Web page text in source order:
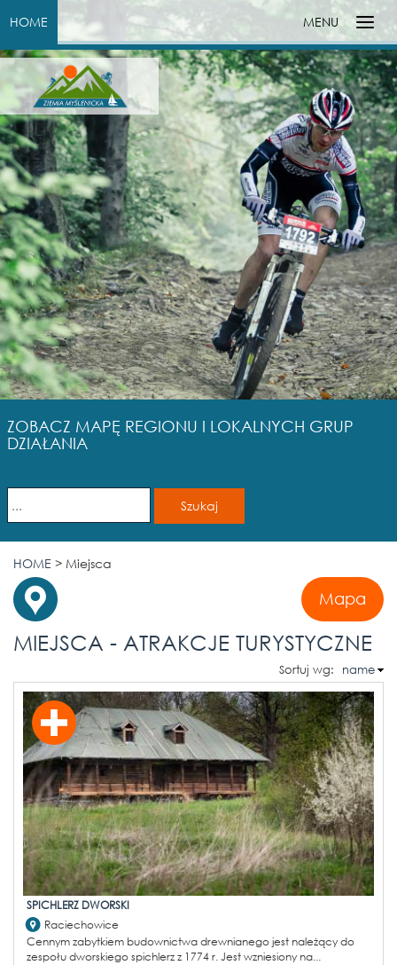
HOME MENU
ZOBACZ MAPĘ REGIONU I LOKALNYCH GRUP
DZIAŁANIA
HOME > Miejsca
Mapa
MIEJSCA - ATRAKCJE TURYSTYCZNE
Sortuj wg: name
SPICHLERZ DWORSKI
Raciechowice
Cennym zabytkiem budownictwa drewnianego jest należący do
zespołu dworskiego spichlerz z 1774 r. Jest wzniesiony na...